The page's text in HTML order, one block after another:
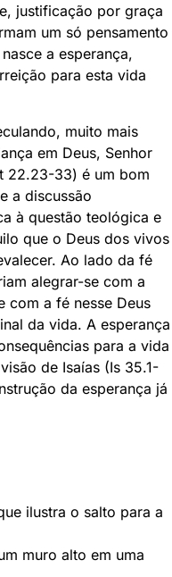
justificação por graça
um só pensamento
a esperança,
para esta vida
muito mais
em Deus, Senhor
22.23-33) é um bom
a discussão
à questão teológica e
que o Deus dos vivos
Ao lado da fé
alegrar-se com a
com a fé nesse Deus
da vida. A esperança
para a vida
de Isaías (Is 35.1-
da esperança já
ilustra o salto para a
muro alto em uma